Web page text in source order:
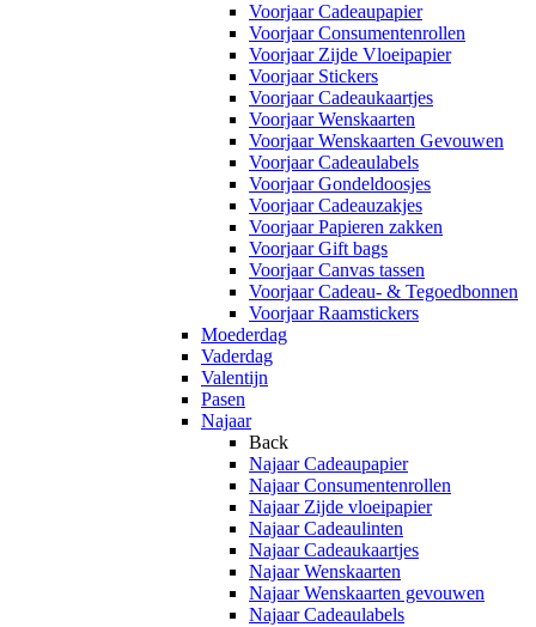
Voorjaar Cadeaupapier
Voorjaar Consumentenrollen
Voorjaar Zijde Vloeipapier
Voorjaar Stickers
Voorjaar Cadeaukaartjes
Voorjaar Wenskaarten
Voorjaar Wenskaarten Gevouwen
Voorjaar Cadeaulabels
Voorjaar Gondeldoosjes
Voorjaar Cadeauzakjes
Voorjaar Papieren zakken
Voorjaar Gift bags
Voorjaar Canvas tassen
Voorjaar Cadeau- & Tegoedbonnen
Voorjaar Raamstickers
Moederdag
Vaderdag
Valentijn
Pasen
Najaar
Back
Najaar Cadeaupapier
Najaar Consumentenrollen
Najaar Zijde vloeipapier
Najaar Cadeaulinten
Najaar Cadeaukaartjes
Najaar Wenskaarten
Najaar Wenskaarten gevouwen
Najaar Cadeaulabels